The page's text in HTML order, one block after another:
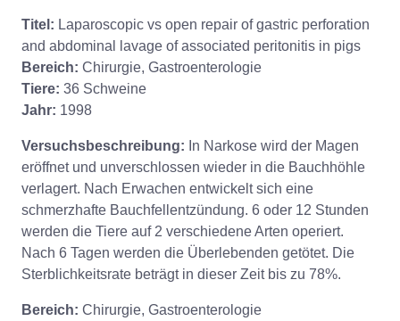
Titel: Laparoscopic vs open repair of gastric perforation
and abdominal lavage of associated peritonitis in pigs
Bereich: Chirurgie, Gastroenterologie
Tiere: 36 Schweine
Jahr: 1998
Versuchsbeschreibung: In Narkose wird der Magen
eröffnet und unverschlossen wieder in die Bauchhöhle
verlagert. Nach Erwachen entwickelt sich eine
schmerzhafte Bauchfellentzündung. 6 oder 12 Stunden
werden die Tiere auf 2 verschiedene Arten operiert.
Nach 6 Tagen werden die Überlebenden getötet. Die
Sterblichkeitsrate beträgt in dieser Zeit bis zu 78%.
Bereich: Chirurgie, Gastroenterologie